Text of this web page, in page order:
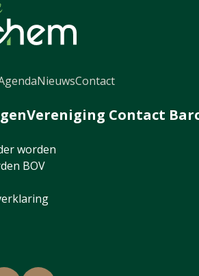
NieuwsContact
Vereniging Contact
worden
BOV